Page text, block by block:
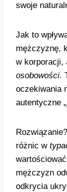
swoje
Jak to
mężczyznę,
w korporacji,
osobowości.
oczekiwania
autentyczne
różnic w
mężczyzn
odkrycia